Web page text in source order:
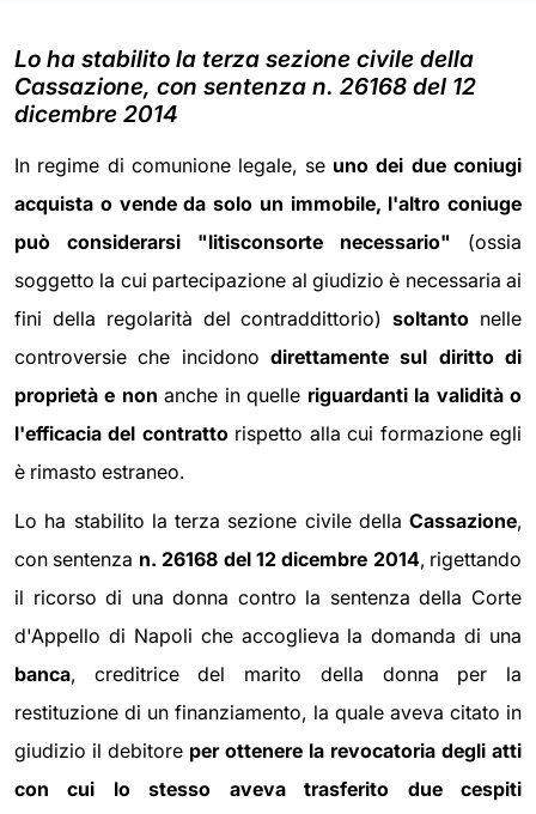
Lo ha stabilito la terza sezione civile della
Cassazione, con sentenza n. 26168 del 12
dicembre 2014
In regime di comunione legale, se uno dei due coniugi
acquista o vende da solo un immobile, l'altro coniuge
può considerarsi "litisconsorte necessario" (ossia
soggetto la cui partecipazione al giudizio è necessaria ai
fini della regolarità del contraddittorio) soltanto nelle
controversie che incidono direttamente sul diritto di
proprietàe non anche in quelle riguardanti la validità o
l'efficacia del contrattorispetto alla cui formazione egli
è rimasto estraneo.
Lo ha stabilito la terza sezione civile della Cassazione,
con sentenza n. 26168 del 12 dicembre 2014, rigettando
il ricorso di una donna contro la sentenza della Corte
d'Appello di Napoli che accoglieva la domanda di una
banca, creditrice del marito della donna per la
restituzione di un finanziamento, la quale aveva citato in
giudizio il debitore per ottenere la revocatoria degli atti
con cui lo stesso aveva trasferito due cespiti